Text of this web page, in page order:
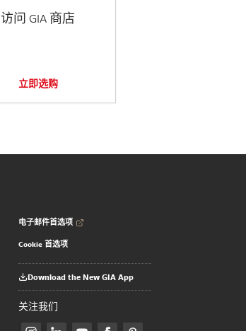
访问 GIA 商店
立即选购
电子邮件首选项
Cookie 首选项
Download the New GIA App
关注我们